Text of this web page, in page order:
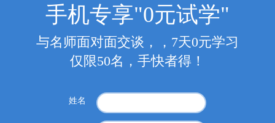
手机专享"0元试学"
与名师面对面交谈，，7天0元学习
仅限50名，手快者得！
姓名